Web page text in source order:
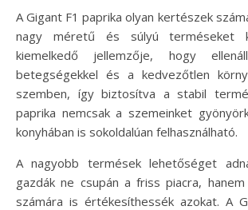
A Gigant F1 paprika olyan kertészek
nagy méretű és súlyú terméseket
kiemelkedő jellemzője, hogy
betegségekkel és a kedvezőtlen
szemben, így biztosítva a stabil
paprika nemcsak a szemeinket
konyhában is sokoldalúan felhasználható.
A nagyobb termések lehetőséget
gazdák ne csupán a friss piacra,
számára is értékesíthessék azokat. A